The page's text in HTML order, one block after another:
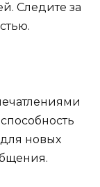
Следите за
новых